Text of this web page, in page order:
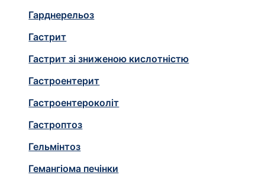
Гарднерельоз
Гастрит
Гастрит зі зниженою кислотністю
Гастроентерит
Гастроентероколіт
Гастроптоз
Гельмінтоз
Гемангіома печінки